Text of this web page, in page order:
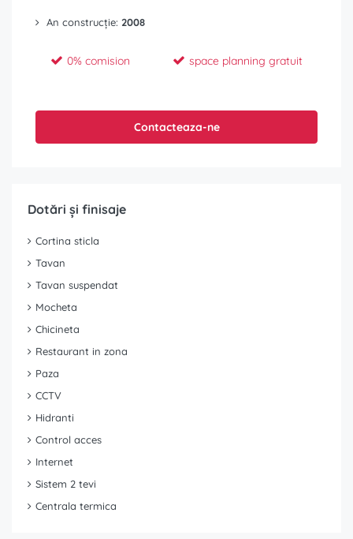
An construcție: 2008
0% comision space planning gratuit
Contacteaza-ne
Dotări și finisaje
Cortina sticla
Tavan
Tavan suspendat
Mocheta
Chicineta
Restaurant in zona
Paza
CCTV
Hidranti
Control acces
Internet
Sistem 2 tevi
Centrala termica